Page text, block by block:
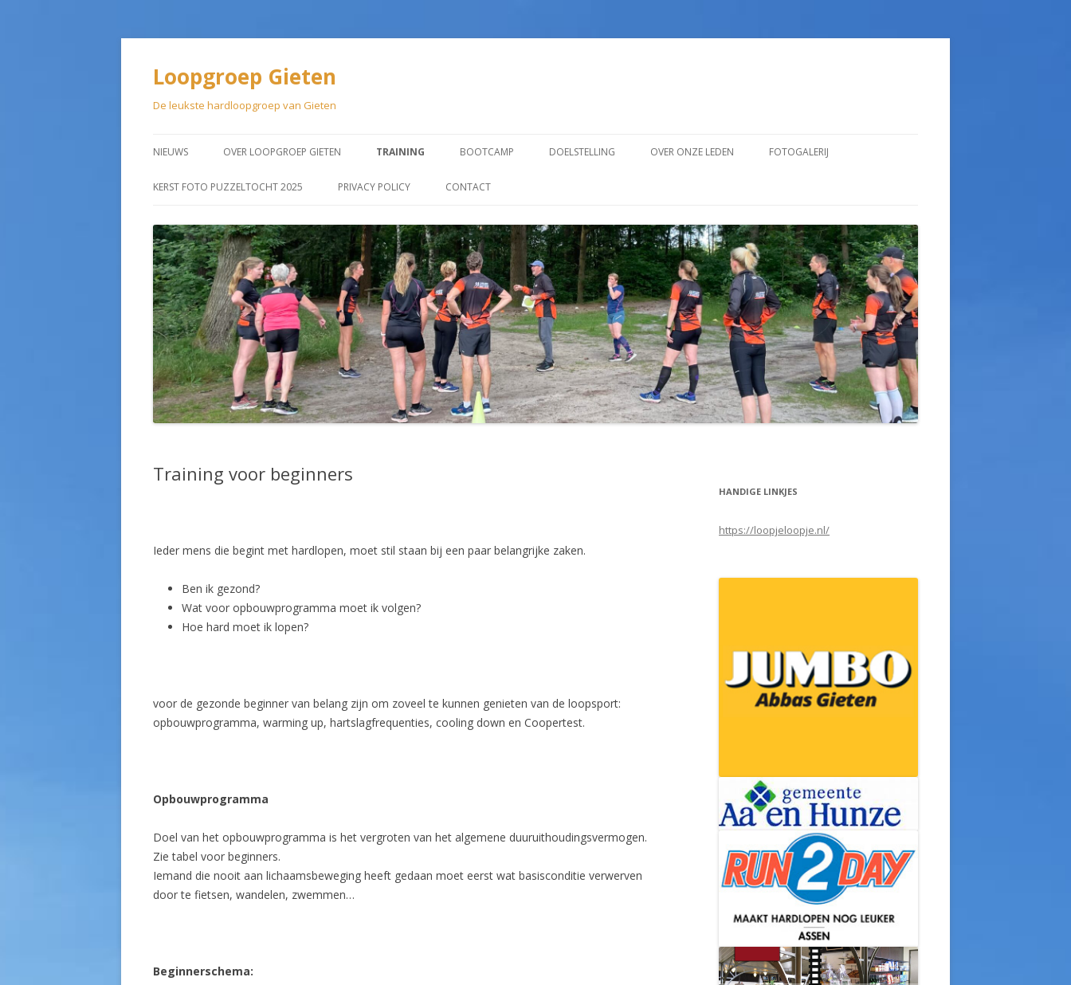
Loopgroep Gieten
De leukste hardloopgroep van Gieten
naar
NIEUWS OVER LOOPGROEP GIETEN
LIDMAATSCHAP
TRAINING
TRAINING VOOR BEGINNERS
BOOTCAMP DOELSTELLING OVER ONZE LEDEN FOTOGALERIJ
KERST FOTO PUZZELTOCHT 2025 PRIVACY POLICY CONTACT
Training voor beginners
Ieder mens die begint met hardlopen, moet stil staan bij een paar belangrijke zaken.
Ben ik gezond?
Wat voor opbouwprogramma moet ik volgen?
Hoe hard moet ik lopen?
voor de gezonde beginner van belang zijn om zoveel te kunnen genieten van de loopsport:
opbouwprogramma, warming up, hartslagfrequenties, cooling down en Coopertest.
Opbouwprogramma
Doel van het opbouwprogramma is het vergroten van het algemene duuruithoudingsvermogen.
Zie tabel voor beginners.
Iemand die nooit aan lichaamsbeweging heeft gedaan moet eerst wat basisconditie verwerven
door te fietsen, wandelen, zwemmen…
Beginnerschema:
HANDIGE LINKJES
https://loopjeloopje.nl/